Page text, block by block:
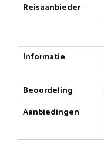
Reisaanbieder
Informatie
Beoordeling
Aanbiedingen